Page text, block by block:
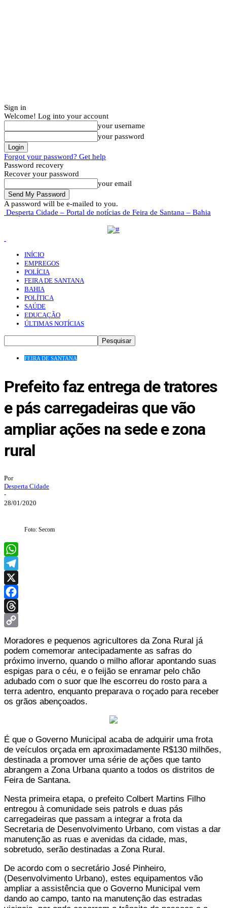
Sign in
Welcome! Log into your account
your username
your password
Forgot your password? Get help
Password recovery
Recover your password
your email
A password will be e-mailed to you.
Desperta Cidade – Portal de notícias de Feira de Santana – Bahia
INÍCIO
EMPREGOS
POLÍCIA
FEIRA DE SANTANA
BAHIA
POLÍTICA
SAÚDE
EDUCAÇÃO
ÚLTIMAS NOTÍCIAS
FEIRA DE SANTANA
Prefeito faz entrega de tratores
e pás carregadeiras que vão
ampliar ações na sede e zona
rural
Por
Desperta Cidade
-
28/01/2020
Foto: Secom
WhatsApp
Telegram
X
Facebook
Threads
Link
Moradores e pequenos agricultores da Zona Rural já
podem comemorar antecipadamente as safras do
próximo inverno, quando o milho aflorar apontando suas
espigas para o céu, e o feijão se enramar pelo chão
adubado com o suor que lhe escorreu do rosto para a
terra adentro, enquanto preparava o roçado para receber
os grãos abençoados.
É que o Governo Municipal acaba de adquirir uma frota
de veículos orçada em aproximadamente R$130 milhões,
destinada a promover uma série de ações que tanto
abrangem a Zona Urbana quanto a todos os distritos de
Feira de Santana.
Nesta primeira etapa, o prefeito Colbert Martins Filho
entregou à comunidade seis patrols e duas pás
carregadeiras que passam a integrar a frota da
Secretaria de Desenvolvimento Urbano, com vistas a dar
manutenção as ruas e avenidas da cidade, mas,
sobretudo, serão destinadas a Zona Rural.
De acordo com o secretário José Pinheiro,
(Desenvolvimento Urbano), estes equipamentos vão
ampliar a assistência que o Governo Municipal vem
dando ao campo, tanto na manutenção das estradas